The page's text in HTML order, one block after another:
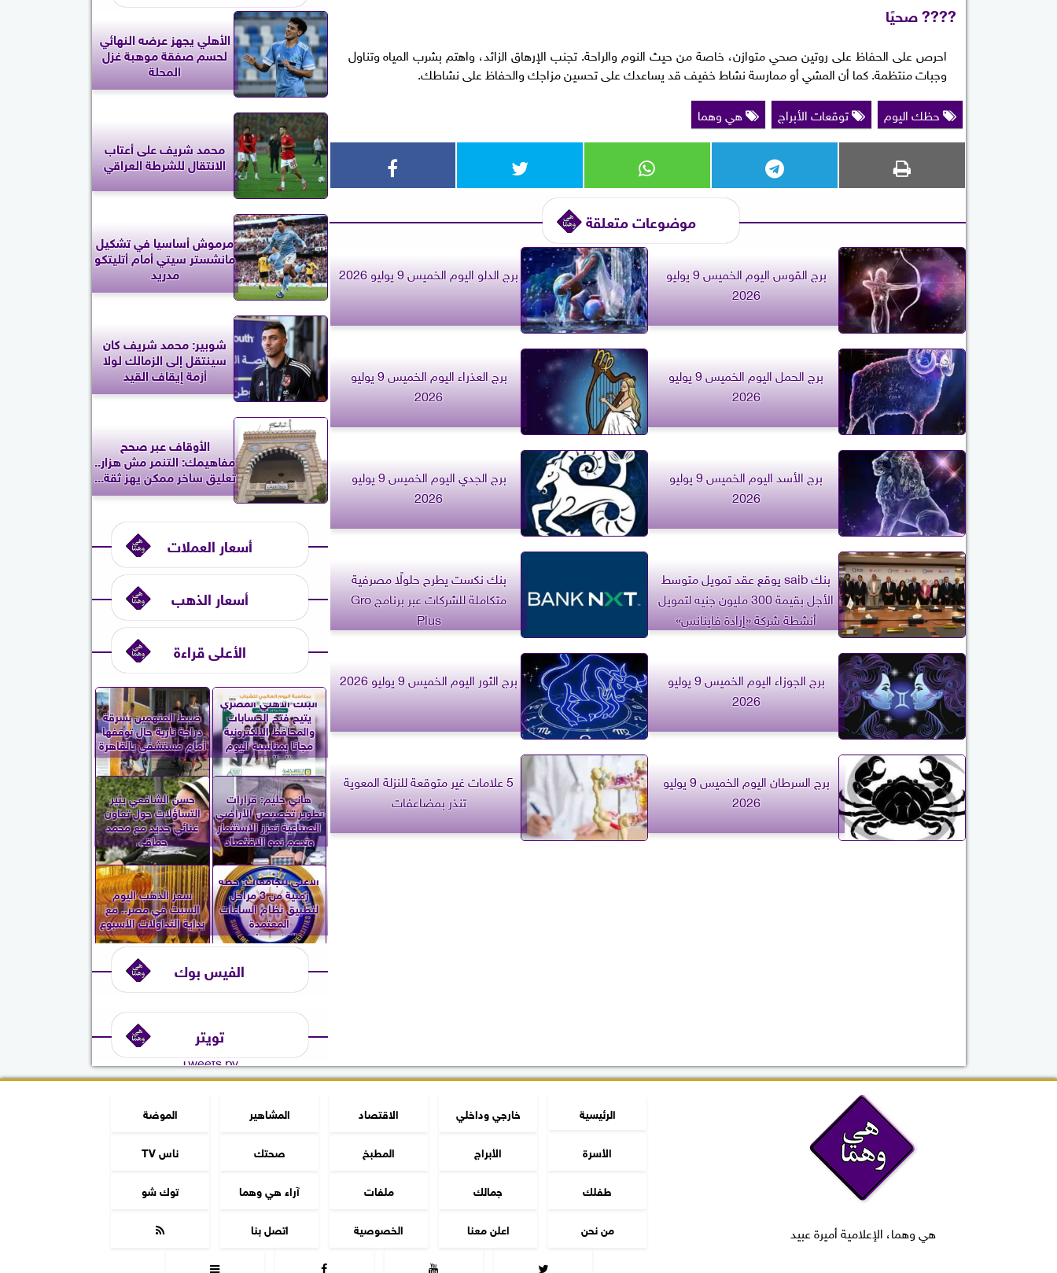
???? صحيًا
احرص على الحفاظ على روتين صحي متوازن، خاصة من حيث النوم والراحة. تجنب الإرهاق الزائد، واهتم بشرب المياه وتناول
وجبات منتظمة. كما أن المشي أو ممارسة نشاط خفيف قد يساعدك على تحسين مزاجك والحفاظ على نشاطك.
حظك اليوم
توقعات الأبراج هي وهما
موضوعات متعلقة
برج القوس اليوم الخميس 9 يوليو
2026
برج الدلو اليوم الخميس 9 يوليو 2026
برج الحمل اليوم الخميس 9 يوليو
2026
برج العذراء اليوم الخميس 9 يوليو
2026
برج الأسد اليوم الخميس 9 يوليو
2026
برج الجدي اليوم الخميس 9 يوليو
2026
بنك saib يوقع عقد تمويل متوسط
الأجل بقيمة 300 مليون جنيه لتمويل
أنشطة شركة «إرادة فاينانس»
بنك نكست يطرح حلولًا مصرفية
متكاملة للشركات عبر برنامج Gro
Plus
برج الجوزاء اليوم الخميس 9 يوليو
2026
برج الثور اليوم الخميس 9 يوليو 2026
برج السرطان اليوم الخميس 9 يوليو
2026
5 علامات غير متوقعة للنزلة المعوية
تنذر بمضاعفات
الأهلي يجهز عرضه النهائي
لحسم صفقة موهبة غزل
المحلة
محمد شريف على أعتاب
الانتقال للشرطة العراقي
مرموش أساسيا في تشكيل
مانشستر سيتي أمام أتليتكو
مدريد
شوبير: محمد شريف كان
سينتقل إلى الزمالك لولا
أزمة إيقاف القيد
الأوقاف عبر صحح
مفاهيمك: التنمر مش هزار..
تعليق ساخر ممكن يهز ثقة...
أسعار العملات
أسعار الذهب
الأعلى قراءة
البنك الأهلي المصري
يتيح فتح الحسابات
والمحافظ الإلكترونية
مجانًا بمناسبة اليوم
العالمي...
ضبط المتهمين بسرقة
دراجة نارية حال توقفها
أمام مستشفى بالقاهرة
هاني حليم: قرارات
تطوير تخصيص الأراضي
الصناعية تعزز الاستثمار
وتدعم نمو الاقتصاد
حسن الشافعي يثير
التساؤلات حول تعاون
غنائي جديد مع محمد
حماقي
الأعلى للجامعات: خطة
زمنية من 3 مراحل
لتطبيق نظام الساعات
المعتمدة
والتخصصات...
سعر الذهب اليوم
السبت في مصر.. مع
بداية التداولات الأسبوع
الفيس بوك
تويتر
Tweets by
هي وهما، الإعلامية أميرة عبيد
الرئيسية خارجي وداخلي الاقتصاد المشاهير
الموضة
الأسرة
الأبراج المطبخ صحتك
ناس TV
طفلك
جمالك ملفات آراء هي وهما
توك شو
من نحن
اعلن معنا الخصوصية اتصل بنا




